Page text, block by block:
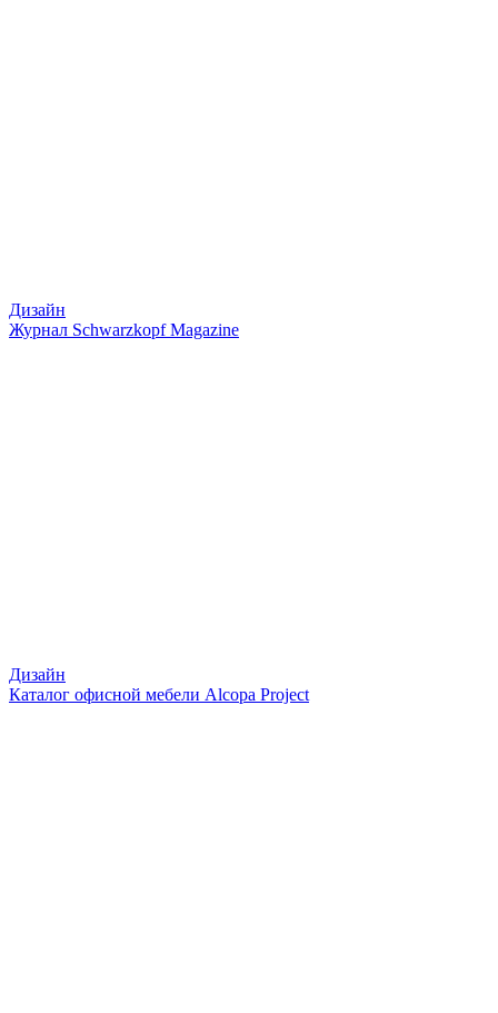
Дизайн
Журнал Schwarzkopf Magazine
Дизайн
Каталог офисной мебели Alcopa Project